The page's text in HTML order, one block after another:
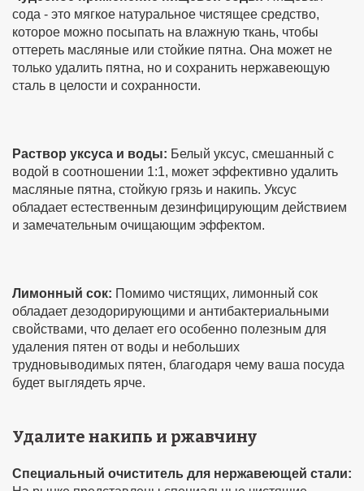
сода - это мягкое натуральное чистящее средство,
которое можно посыпать на влажную ткань, чтобы
оттереть масляные или стойкие пятна. Она может не
только удалить пятна, но и сохранить нержавеющую
сталь в целости и сохранности.
Раствор уксуса и воды: Белый уксус, смешанный с
водой в соотношении 1:1, может эффективно удалить
масляные пятна, стойкую грязь и накипь. Уксус
обладает естественным дезинфицирующим действием
и замечательным очищающим эффектом.
Лимонный сок: Помимо чистящих, лимонный сок
обладает дезодорирующими и антибактериальными
свойствами, что делает его особенно полезным для
удаления пятен от воды и небольших
трудновыводимых пятен, благодаря чему ваша посуда
будет выглядеть ярче.
Удалите накипь и ржавчину
Специальный очиститель для нержавеющей стали: